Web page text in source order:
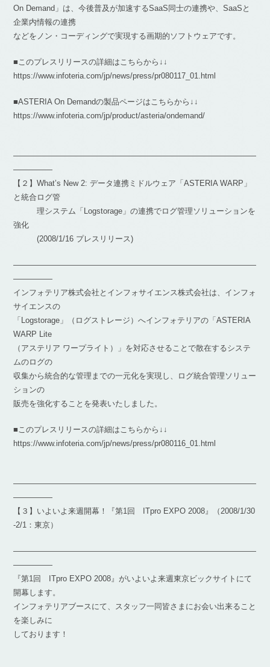
On Demand」は、今後普及が加速するSaaS同士の連携や、SaaSと
企業内情報の連携
などをノン・コーディングで実現する画期的ソフトウェアです。
■このプレスリリースの詳細はこちらから↓↓
https://www.infoteria.com/jp/news/press/pr080117_01.html
■ASTERIA On Demandの製品ページはこちらから↓↓
https://www.infoteria.com/jp/product/asteria/ondemand/
―――――――――――――――――――――――――――――――
―――――
【２】What’s New 2: データ連携ミドルウェア「ASTERIA WARP」
と統合ログ管
理システム「Logstorage」の連携でログ管理ソリューションを
強化
(2008/1/16 プレスリリース)
―――――――――――――――――――――――――――――――
―――――
インフォテリア株式会社とインフォサイエンス株式会社は、インフォ
サイエンスの
「Logstorage」（ログストレージ）へインフォテリアの「ASTERIA
WARP Lite
（アステリア ワープライト）」を対応させることで散在するシステ
ムのログの
収集から統合的な管理までの一元化を実現し、ログ統合管理ソリュー
ションの
販売を強化することを発表いたしました。
■このプレスリリースの詳細はこちらから↓↓
https://www.infoteria.com/jp/news/press/pr080116_01.html
―――――――――――――――――――――――――――――――
―――――
【３】いよいよ来週開幕！『第1回 ITpro EXPO 2008』（2008/1/30
-2/1：東京）
―――――――――――――――――――――――――――――――
―――――
『第1回 ITpro EXPO 2008』がいよいよ来週東京ビックサイトにて
開幕します。
インフォテリアブースにて、スタッフ一同皆さまにお会い出来ること
を楽しみに
しております！